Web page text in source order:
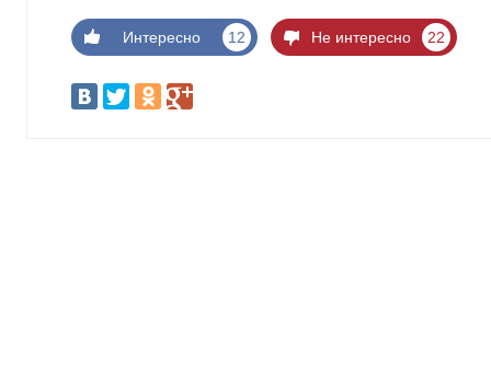
Интересно 12 Не интересно 22